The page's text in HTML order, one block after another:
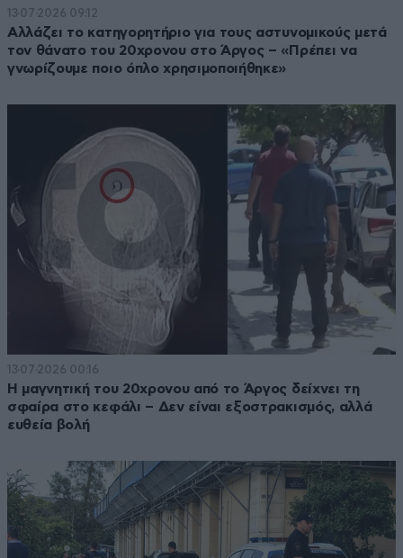
13·07·2026 09:12
Αλλάζει το κατηγορητήριο για τους αστυνομικούς μετά
τον θάνατο του 20χρονου στο Άργος – «Πρέπει να
γνωρίζουμε ποιο όπλο χρησιμοποιήθηκε»
13·07·2026 00:16
Η μαγνητική του 20χρονου από το Άργος δείχνει τη
σφαίρα στο κεφάλι – Δεν είναι εξοστρακισμός, αλλά
ευθεία βολή